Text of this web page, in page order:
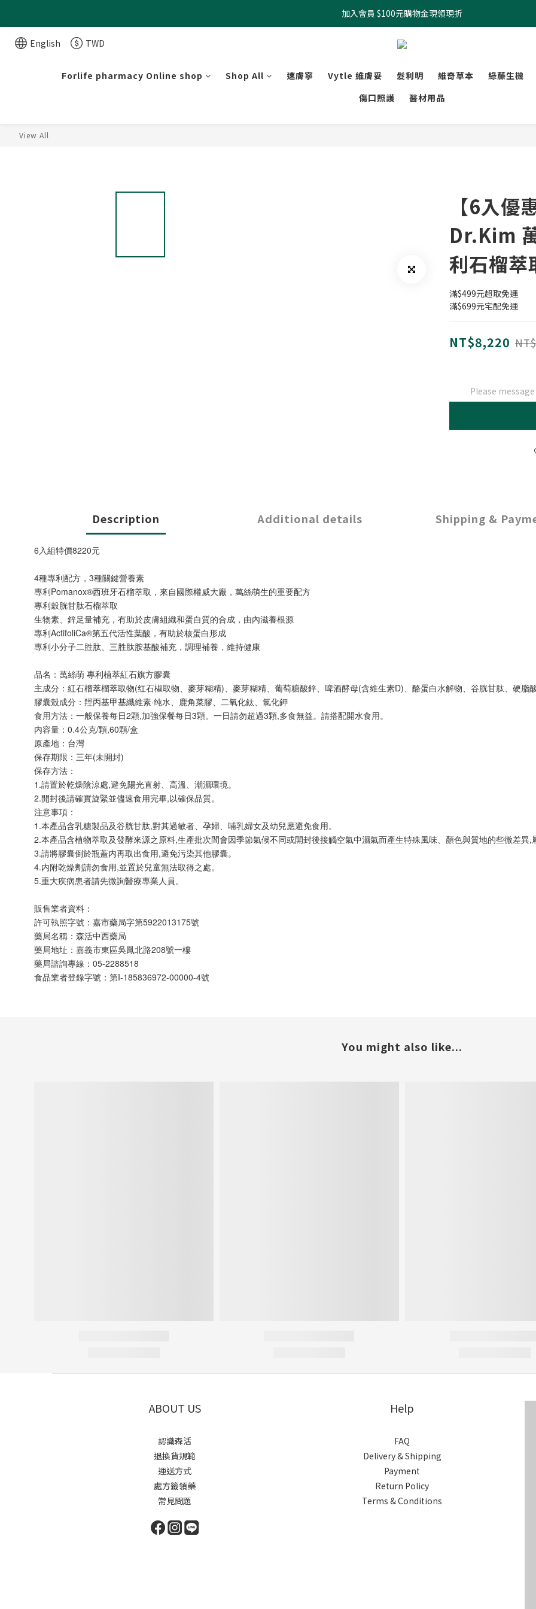
全館滿499元起 宅配免運
加入會員 $100元購物金現領現折
全館滿499元起 宅配免運
English TWD
Forlife pharmacy Online shop Shop All 速膚寧 Vytle 維膚妥 髮利明 維奇草本 綠藤生機
傷口照護
醫材用品
View All
【6入優
Dr.Kim
利石榴萃
滿$499元超取免運
滿$699元宅配免運
NT$8,220
Please
Description Additional details Shipping &
6入組特價8220元
4種專利配方，3種關鍵營養素
專利Pomanox®西班牙石榴萃取，來自國際權威大廠，萬絲萌生的重要配方
專利穀胱甘肽石榴萃取
生物素、鋅足量補充，有助於皮膚組織和蛋白質的合成，由內滋養根源
專利ActifoliCa®第五代活性葉酸，有助於核蛋白形成
專利小分子二胜肽、三胜肽胺基酸補充，調理補養，維持健康
品名：萬絲萌 專利植萃紅石旗方膠囊
主成分：紅石榴萃榴萃取物(红石椒取物、麥芽糊精)、麥芽糊精、葡萄糖酸鋅、啤酒酵母(含維生素D)、酪蛋白水解物、谷胱甘肽、硬脂
膠囊殼成分：羥丙基甲基纖維素·纯水、鹿角菜膠、二氧化鈦、氯化鉀
食用方法：一般保養每日2顆,加強保餐每日3顆。一日請勿超過3顆,多食無益。請搭配開水食用。
内容量：0.4公克/顆,60顆/盒
原產地：台灣
保存期限：三年(未開封)
保存方法：
1.請置於乾燥陰涼處,避免陽光直射、高溫、潮濕環境。
2.開封後請確實旋緊並儘速食用完畢,以確保品質。
注意事項：
1.本產品含乳糖製品及谷胱甘肽,對其過敏者、孕婦、哺乳婦女及幼兒應避免食用。
2.本產品含植物萃取及發酵來源之原料,生產批次間會因季節氣候不同或開封後接觸空氣中濕氣而產生特殊風味、顏色與質地的些微差異,
3.請將膠囊倒於瓶蓋内再取出食用,避免污染其他膠囊。
4.内附乾燥劑請勿食用,並置於兒童無法取得之處。
5.重大疾病患者請先微詢醫療專業人員。
販售業者資料：
許可執照字號：嘉市藥局字第5922013175號
藥局名稱：森活中西藥局
藥局地址：嘉義市東區吳鳳北路208號一樓
藥局諮詢專線：05-2288518
食品業者登錄字號：第I-185836972-00000-4號
You might also like...
ABOUT US
認識森活
退換貨規範
運送方式
處方籤領藥
常見問題
Help
FAQ
Delivery & Shipping
Payment
Return Policy
Terms & Conditions